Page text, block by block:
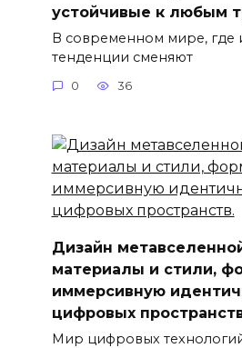
устойчивые к любым
В современном мире, где
тенденции сменяют
0 36
Дизайн
материалы и стили,
иммерсивную
цифровых
Мир цифровых